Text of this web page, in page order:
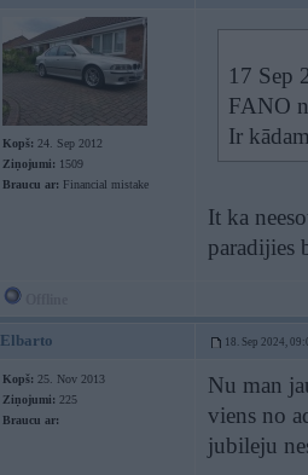
Kopš: 24. Sep 2012
Ziņojumi: 1509
Braucu ar: Financial mistake
17 Sep
FANO
Ir
It ka
paradijies
Elbarto 18. Sep 2024,
Kopš: 25. Nov 2013
Ziņojumi: 225
Braucu ar:
Nu man
viens no
jubileju